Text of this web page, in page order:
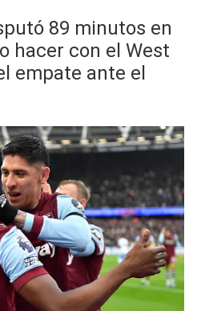
89 minutos en
hacer con el West
empate ante el